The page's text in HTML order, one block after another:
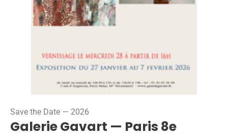
Save the Date — 2026
Galerie Gavart — Paris 8e